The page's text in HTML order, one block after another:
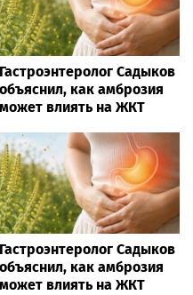
Гастроэнтеролог Садыков
объяснил, как амброзия
может влиять на ЖКТ
Гастроэнтеролог Садыков
объяснил, как амброзия
может влиять на ЖКТ